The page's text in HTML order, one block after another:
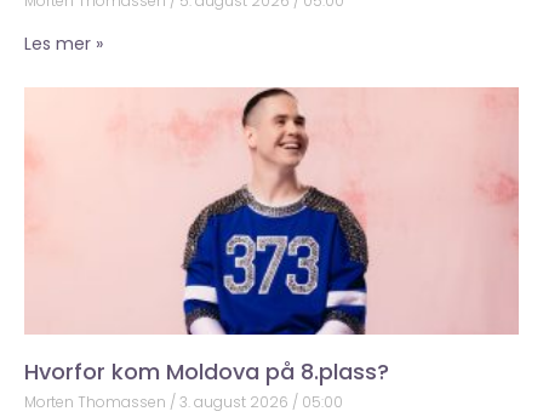
Les mer »
Hvorfor kom Moldova på 8.plass?
Morten Thomassen 3. august 2026 05:00